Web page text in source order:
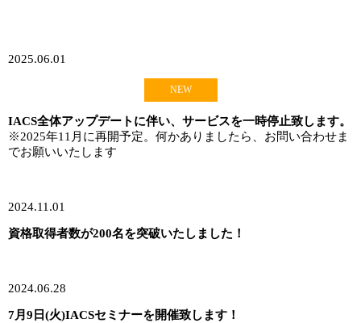
2025.06.01
NEW
IACS全体アップデートに伴い、サービスを一時停止致します。
※2025年11月に再開予定。何かありましたら、お問い合わせま
でお願いいたします
2024.11.01
資格取得者数が200名を突破いたしました！
2024.06.28
7月9日(火)IACSセミナーを開催致します！